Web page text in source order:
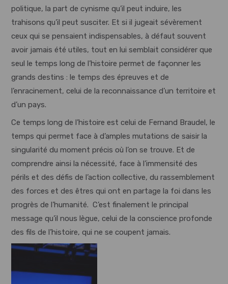
politique, la part de cynisme qu’il peut induire, les
trahisons qu’il peut susciter. Et si il jugeait sévèrement
ceux qui se pensaient indispensables, à défaut souvent
avoir jamais été utiles, tout en lui semblait considérer que
seul le temps long de l’histoire permet de façonner les
grands destins : le temps des épreuves et de
l’enracinement, celui de la reconnaissance d’un territoire et
d’un pays.
Ce temps long de l’histoire est celui de Fernand Braudel, le
temps qui permet face à d’amples mutations de saisir la
singularité du moment précis où l’on se trouve. Et de
comprendre ainsi la nécessité, face à l’immensité des
périls et des défis de l’action collective, du rassemblement
des forces et des êtres qui ont en partage la foi dans les
progrès de l’humanité. C’est finalement le principal
message qu’il nous lègue, celui de la conscience profonde
des fils de l’histoire, qui ne se coupent jamais.